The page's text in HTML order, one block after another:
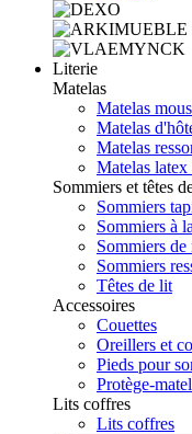
Literie
Matelas
Matelas
Matelas
Matelas
Matelas
Sommiers et têtes
Sommiers
Sommiers à
Sommiers
Sommiers
Têtes de lit
Accessoires
Couettes
Oreillers et
Pieds pour
Protège-
Lits coffres
Lits coffres